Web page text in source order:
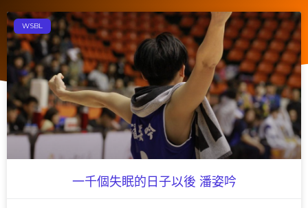
WSBL
一千個失眠的日子以後 潘姿吟